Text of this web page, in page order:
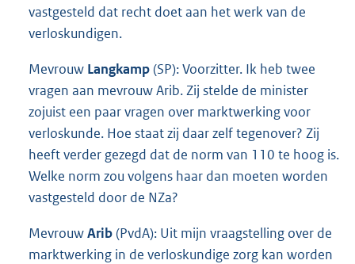
vastgesteld dat recht doet aan het werk van de
verloskundigen.
Mevrouw Langkamp(SP): Voorzitter. Ik heb twee
vragen aan mevrouw Arib. Zij stelde de minister
zojuist een paar vragen over marktwerking voor
verloskunde. Hoe staat zij daar zelf tegenover? Zij
heeft verder gezegd dat de norm van 110 te hoog is.
Welke norm zou volgens haar dan moeten worden
vastgesteld door de NZa?
MevrouwArib(PvdA): Uit mijn vraagstelling over de
marktwerking in de verloskundige zorg kan worden